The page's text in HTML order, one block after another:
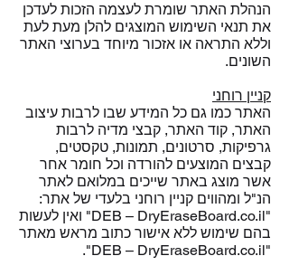
הנהלת האתר שומרת לעצמה הזכות לעדכן
את תנאי השימוש המוצגים להלן מעת לעת
וללא התראה או אזכור מיוחד בערוצי האתר
השונים.
קניין רוחני
האתר כמו גם כל המידע שבו לרבות עיצוב
האתר, קוד האתר, קבצי מדיה לרבות
גרפיקות, סרטונים, תמונות, טקסטים,
קבצים המוצעים להורדה וכל חומר אחר
אשר מוצג באתר שייכים במלואם לאתר
הנ"ל ומהווים קניין רוחני בלעדי של אתר:
"DEB – DryEraseBoard.co.il" ואין לעשות
בהם שימוש ללא אישור כתוב מראש מאתר
"DEB – DryEraseBoard.co.il".